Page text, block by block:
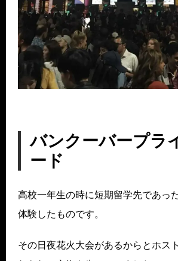
バンクーバープラ
ード
高校一年生の時に短期留学先であっ
体験したものです。
その日夜花火大会があるからとホス